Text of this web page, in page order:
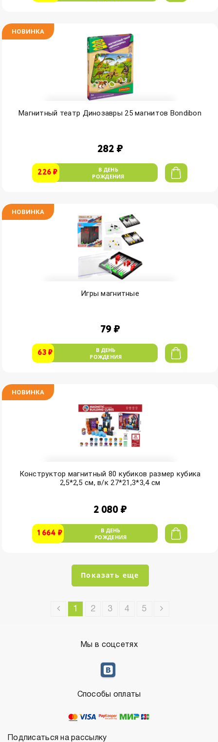
НОВИНКА
Магнитный театр Динозавры 25 магнитов Bondibon
282 ₽
226 ₽
В ДЕНЬ
РОЖДЕНИЯ
НОВИНКА
Игры магнитные
79 ₽
63 ₽
В ДЕНЬ
РОЖДЕНИЯ
НОВИНКА
Конструктор магнитный 80 кубиков размер кубика
2,5*2,5 см, в/к 27*21,3*3,4 см
2 080 ₽
1 664 ₽
В ДЕНЬ
РОЖДЕНИЯ
Показать еще
1 2 3 4 5
Мы в соцсетях
Подписаться на рассылку
Способы оплаты